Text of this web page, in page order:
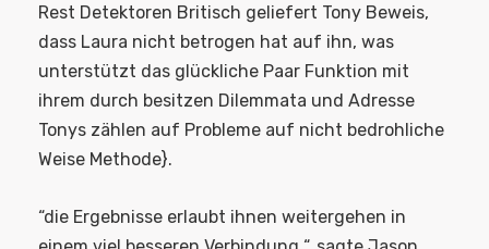
Rest Detektoren Britisch geliefert Tony Beweis,
dass Laura nicht betrogen hat auf ihn, was
unterstützt das glückliche Paar Funktion mit
ihrem durch besitzen Dilemmata und Adresse
Tonys zählen auf Probleme auf nicht bedrohliche
Weise Methode}.
“die Ergebnisse erlaubt ihnen weitergehen in